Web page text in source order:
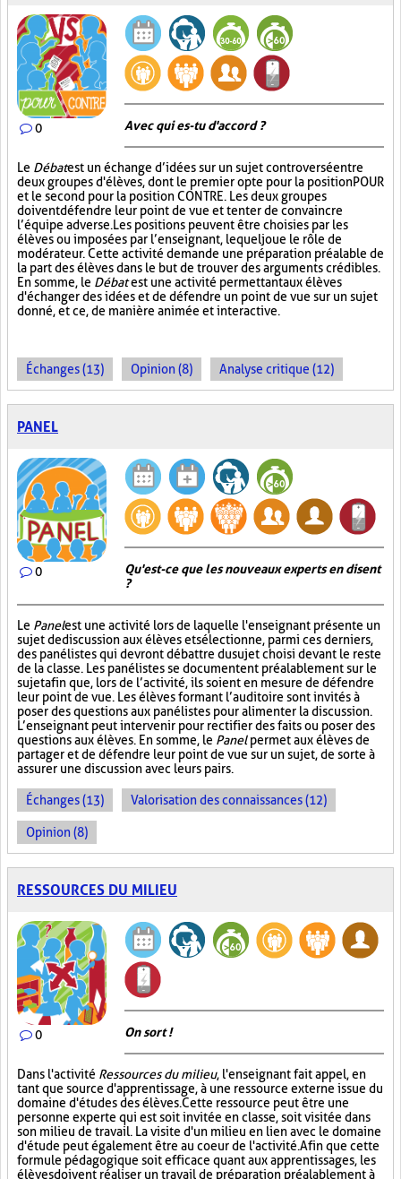
0 Avec qui es-tu d'accord ?
Le Débatest un échange d’idées sur un sujet controversé entre
deux groupes d'élèves, dont le premier opte pour la position POUR
et le second pour la position CONTRE. Les deux groupes
doivent défendre leur point de vue et tenter de convaincre
l’équipe adverse. Les positions peuvent être choisies par les
élèves ou imposées par l’enseignant, lequel joue le rôle de
modérateur. Cette activité demande une préparation préalable de
la part des élèves dans le but de trouver des arguments crédibles.
En somme, le Débatest une activité permettant aux élèves
d'échanger des idées et de défendre un point de vue sur un sujet
donné, et ce, de manière animée et interactive.
Échanges (13) Opinion (8) Analyse critique (12)
PANEL
0
Qu'est-ce que les nouveaux experts en disent
?
Le Panelest une activité lors de laquelle l'enseignant présente un
sujet de discussion aux élèves et sélectionne, parmi ces derniers,
des panélistes qui devront débattre du sujet choisi devant le reste
de la classe. Les panélistes se documentent préalablement sur le
sujet afin que, lors de l’activité, ils soient en mesure de défendre
leur point de vue. Les élèves formant l’auditoire sont invités à
poser des questions aux panélistes pour alimenter la discussion.
L’enseignant peut intervenir pour rectifier des faits ou poser des
questions aux élèves. En somme, le Panelpermet aux élèves de
partager et de défendre leur point de vue sur un sujet, de sorte à
assurer une discussion avec leurs pairs.
Échanges (13) Valorisation des connaissances (12)
Opinion (8)
RESSOURCES DU MILIEU
0 On sort !
Dans l'activité Ressources du milieu, l'enseignant fait appel, en
tant que source d'apprentissage, à une ressource externe issue du
domaine d'études des élèves. Cette ressource peut être une
personne experte qui est soit invitée en classe, soit visitée dans
son milieu de travail. La visite d'un milieu en lien avec le domaine
d'étude peut également être au coeur de l'activité. Afin que cette
formule pédagogique soit efficace quant aux apprentissages, les
élèves doivent réaliser un travail de préparation préalablement à